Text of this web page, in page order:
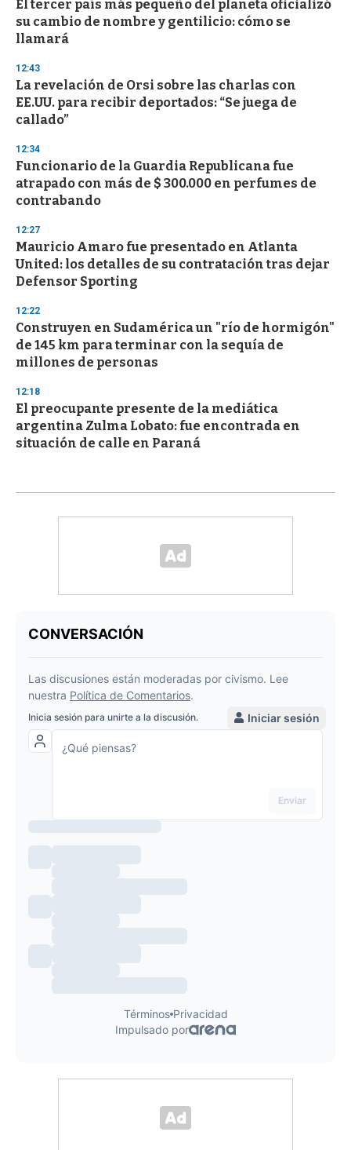
El tercer país más pequeño del planeta oficializó
su cambio de nombre y gentilicio: cómo se
llamará
12:43
La revelación de Orsi sobre las charlas con
EE.UU. para recibir deportados: “Se juega de
callado”
12:34
Funcionario de la Guardia Republicana fue
atrapado con más de $ 300.000 en perfumes de
contrabando
12:27
Mauricio Amaro fue presentado en Atlanta
United: los detalles de su contratación tras dejar
Defensor Sporting
12:22
Construyen en Sudamérica un "río de hormigón"
de 145 km para terminar con la sequía de
millones de personas
12:18
El preocupante presente de la mediática
argentina Zulma Lobato: fue encontrada en
situación de calle en Paraná